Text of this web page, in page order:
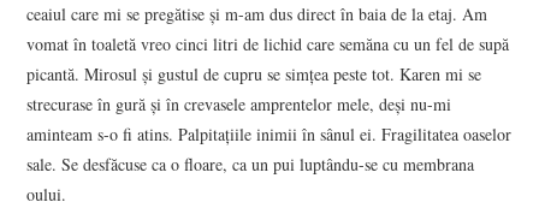
ceaiul care mi se pregătise și m-am dus direct în baia de la etaj. Am
vomat în toaletă vreo cinci litri de lichid care semăna cu un fel de supă
picantă. Mirosul și gustul de cupru se simțea peste tot. Karen mi se
strecurase în gură și în crevasele amprentelor mele, deși nu-mi
aminteam s-o fi atins. Palpitațiile inimii în sânul ei. Fragilitatea oaselor
sale. Se desfăcuse ca o floare, ca un pui luptându-se cu membrana
oului.